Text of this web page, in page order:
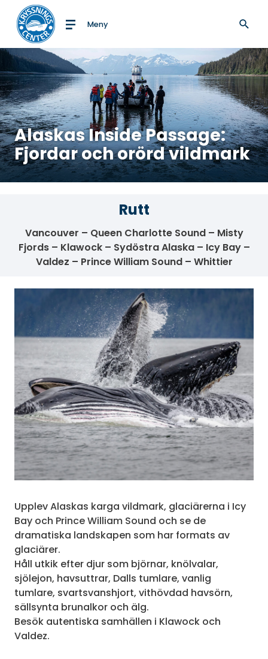
Till startsidan
Meny
Alaskas Inside Passage:
Fjordar och orörd vildmark
Rutt
Vancouver – Queen Charlotte Sound – Misty
Fjords – Klawock – Sydöstra Alaska – Icy Bay –
Valdez – Prince William Sound – Whittier
Upplev Alaskas karga vildmark, glaciärerna i Icy
Bay och Prince William Sound och se de
dramatiska landskapen som har formats av
glaciärer.
Håll utkik efter djur som björnar, knölvalar,
sjölejon, havsuttrar, Dalls tumlare, vanlig
tumlare, svartsvanshjort, vithövdad havsörn,
sällsynta brunalkor och älg.
Besök autentiska samhällen i Klawock och
Valdez.